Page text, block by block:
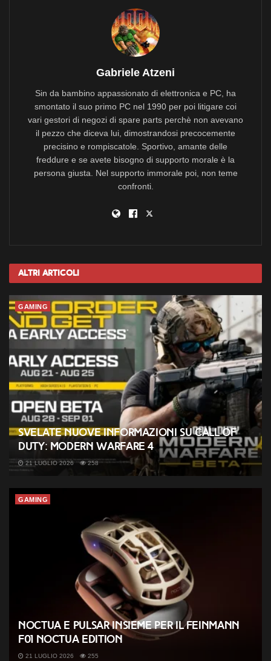
Gabriele Atzeni
Sin da bambino appassionato di elettronica e PC, ha
smontato il suo primo PC nel 1990 per poi litigare coi
vari gestori di negozi di spare parts perchè non avevano
il pezzo che diceva lui, dimostrandosi precocemente
precisino e rompiscatole. Sportivo, amante delle
freddure e se avete bisogno di supporto morale è la
persona giusta. Nel supporto immorale poi, non teme
confronti.
Altri Articoli
GAMING
Svelate nuove informazioni su Call of
Duty: Modern Warfare 4
21 LUGLIO 2026 258
GAMING
Noctua e Pulsar insieme per il Feinmann
F01 Noctua Edition
21 LUGLIO 2026 255